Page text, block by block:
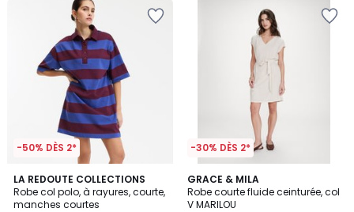
-50% DÈS 2*
LA REDOUTE COLLECTIONS
Robe col polo, à rayures, courte,
manches courtes
4,3
/ 5
-30% DÈS 2*
GRACE & MILA
Robe courte fluide ceinturée, col
V MARILOU
3
/
5
2
Couleurs